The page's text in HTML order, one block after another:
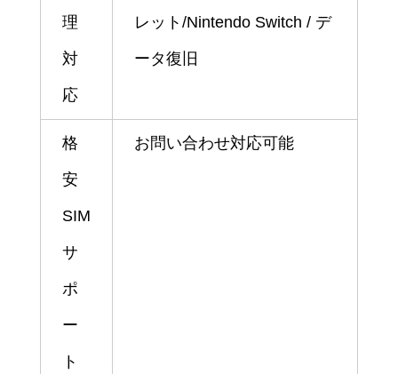
理
対
応
レット/Nintendo Switch / デ
ータ復旧
格
安
SIM
サ
ポ
ー
ト
お問い合わせ対応可能